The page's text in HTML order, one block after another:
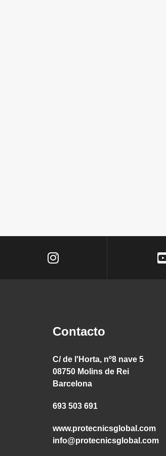
Contacto
C/ de l'Horta, nº8 nave 5
08750 Molins de Rei
Barcelona
693 503 691
www.protecnicsglobal.com
info@protecnicsglobal.com